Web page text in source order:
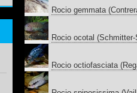
Rocio gemmata
Rocio ocotal
Rocio octiofasciata